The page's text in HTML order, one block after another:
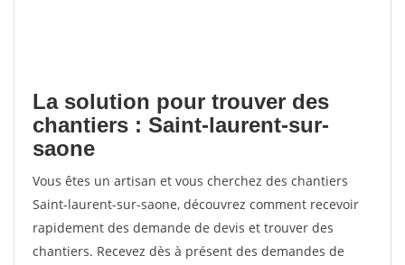
La solution pour trouver des
chantiers : Saint-laurent-sur-
saone
Vous êtes un artisan et vous cherchez des chantiers
Saint-laurent-sur-saone, découvrez comment recevoir
rapidement des demande de devis et trouver des
chantiers. Recevez dès à présent des demandes de